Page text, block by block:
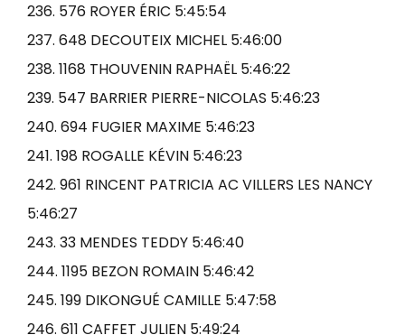
236. 576 ROYER ÉRIC 5:45:54
237. 648 DECOUTEIX MICHEL 5:46:00
238. 1168 THOUVENIN RAPHAËL 5:46:22
239. 547 BARRIER PIERRE-NICOLAS 5:46:23
240. 694 FUGIER MAXIME 5:46:23
241. 198 ROGALLE KÉVIN 5:46:23
242. 961 RINCENT PATRICIA AC VILLERS LES NANCY
5:46:27
243. 33 MENDES TEDDY 5:46:40
244. 1195 BEZON ROMAIN 5:46:42
245. 199 DIKONGUÉ CAMILLE 5:47:58
246. 611 CAFFET JULIEN 5:49:24